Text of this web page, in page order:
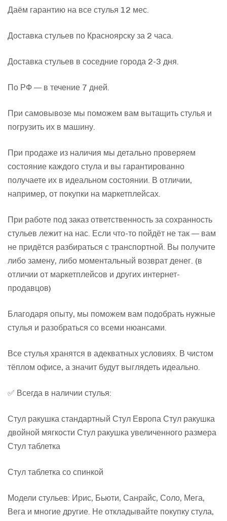
Даём гарантию на все стулья 12 мес.
Доставка стульев по Красноярску за 2 часа.
Доставка стульев в соседние города 2-3 дня.
По РФ — в течение 7 дней.
При самовывозе мы поможем вам вытащить стулья и
погрузить их в машину.
При продаже из наличия мы детально проверяем
состояние каждого стула и вы гарантированно
получаете их в идеальном состоянии. В отличии,
например, от покупки на маркетплейсах.
При работе под заказ ответственность за сохранность
стульев лежит на нас. Если что-то пойдёт не так — вам
не придётся разбираться с транспортной. Вы получите
либо замену, либо моментальный возврат денег. (в
отличии от маркетплейсов и других интернет-
продавцов)
Благодаря опыту, мы поможем вам подобрать нужные
стулья и разобраться со всеми нюансами.
Все стулья хранятся в адекватных условиях. В чистом
тёплом офисе, а значит будут выглядеть идеально.
✅ Всегда в наличии стулья:
Стул ракушка стандартный Стул Европа Стул ракушка
двойной мягкости Стул ракушка увеличенного размера
Стул таблетка
Стул таблетка со спинкой
Модели стульев: Ирис, Бьюти, Санрайс, Соло, Мега,
Вега и многие другие. Не откладывайте покупку стула,